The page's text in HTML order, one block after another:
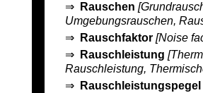
⇒
Rauschen
Umgebungsrauschen,
⇒
Rauschfaktor [Noise
⇒
Rauschleistung
Rauschleistung,
⇒
Rauschleistungspegel